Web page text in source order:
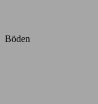
Böden